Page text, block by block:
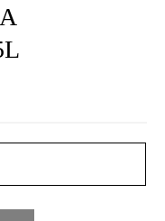
8,18 €